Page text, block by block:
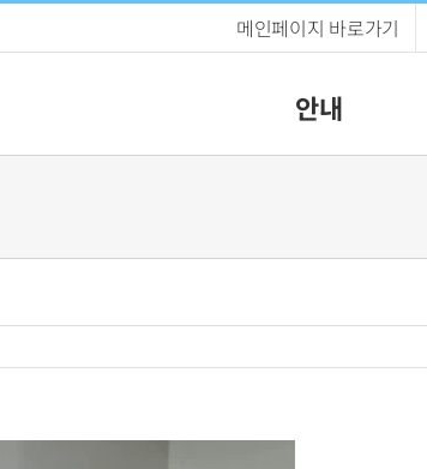
메인페이지 바로가기
안내